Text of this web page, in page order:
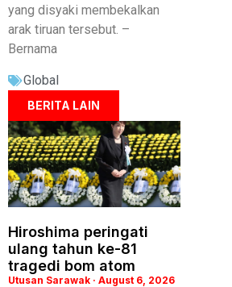
yang disyaki membekalkan
arak tiruan tersebut. –
Bernama
Global
BERITA LAIN
Hiroshima peringati
ulang tahun ke-81
tragedi bom atom
Utusan Sarawak August 6, 2026